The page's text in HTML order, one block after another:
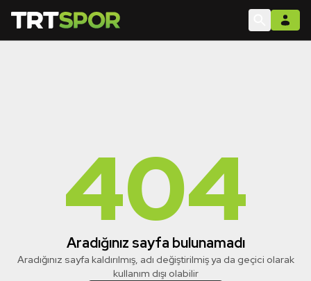
404
Aradığınız sayfa bulunamadı
Aradığınız sayfa kaldırılmış, adı değiştirilmiş ya da geçici olarak
kullanım dışı olabilir